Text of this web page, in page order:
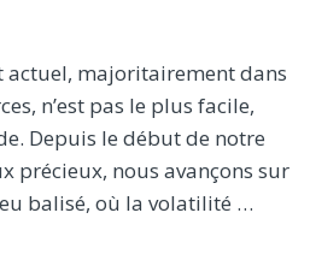
actuel, majoritairement dans
n’est pas le plus facile,
Depuis le début de notre
précieux, nous avançons sur
balisé, où la volatilité …